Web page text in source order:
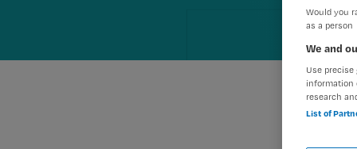
Would you
as a person
We and
Use
information
research
List of